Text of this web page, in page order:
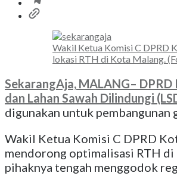
Wakil Ketua Komisi C DPRD
lokasi RTH di Kota Malang.
SekarangAja, MALANG–
dan Lahan Sawah Dilindungi
digunakan untuk
Wakil Ketua Komisi C DPRD
mendorong optimalisasi RTH di
pihaknya tengah menggodok